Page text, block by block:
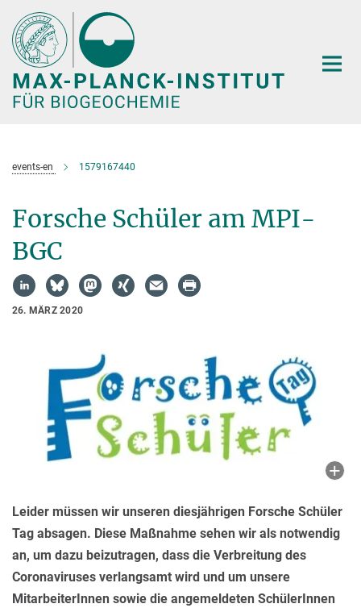
Hauptinhalt
events-en 1579167440
Forsche Schüler am MPI-
BGC
26. MÄRZ 2020
Leider müssen wir unseren diesjährigen Forsche Schüler
Tag absagen. Diese Maßnahme sehen wir als notwendig
an, um dazu beizutragen, dass die Verbreitung des
Coronaviruses verlangsamt wird und um unsere
MitarbeiterInnen sowie die angemeldeten SchülerInnen